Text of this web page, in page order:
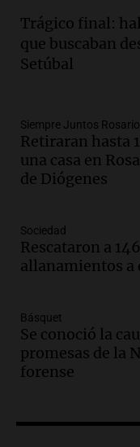
Episodios
Audio.1°
Aldosivi
Gato Greco
Audio.
bonarda
en Mendoza
Panorama
Audio.
en la
actividades
Audio.
edificios y
jóvenes de
Panorama
Audio.
Trágico final:
que buscaban
Setúbal
Siempre Juntos Rosario
Retiraran hasta
una casa en
de Diógenes
Sociedad
Rescataron a
allanamientos a
Básquet
Se conoció la
promesas de la
forense